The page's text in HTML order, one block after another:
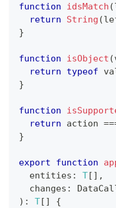
function idsMatch (
return
String (
}
function isObject (
return
typeof
}
function
return action
}
export function
  entities
: T [ ] ,
  changes
:
) : T [ ]
{